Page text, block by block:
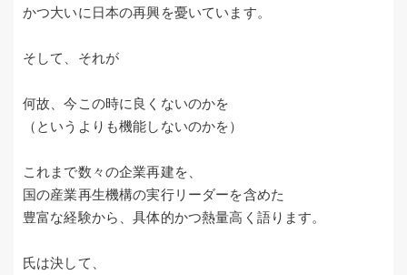
かつ大いに日本の再興を憂いています。
そして、それが
何故、今この時に良くないのかを
（というよりも機能しないのかを）
これまで数々の企業再建を、
国の産業再生機構の実行リーダーを含めた
豊富な経験から、具体的かつ熱量高く語ります。
氏は決して、